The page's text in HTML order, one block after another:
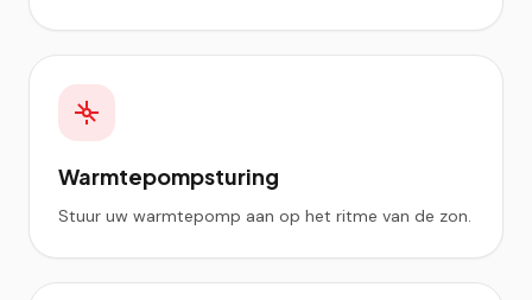
Warmtepompsturing
Stuur uw warmtepomp aan op het ritme van de zon.